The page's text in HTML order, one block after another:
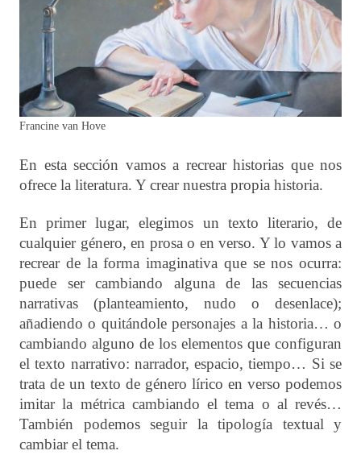
Francine van Hove
En esta sección vamos a recrear historias que nos
ofrece la literatura. Y crear nuestra propia historia.
En primer lugar, elegimos un texto literario, de
cualquier género, en prosa o en verso. Y lo vamos a
recrear de la forma imaginativa que se nos ocurra:
puede ser cambiando alguna de las secuencias
narrativas (planteamiento, nudo o desenlace);
añadiendo o quitándole personajes a la historia… o
cambiando alguno de los elementos que configuran
el texto narrativo: narrador, espacio, tiempo… Si se
trata de un texto de género lírico en verso podemos
imitar la métrica cambiando el tema o al revés…
También podemos seguir la tipología textual y
cambiar el tema.